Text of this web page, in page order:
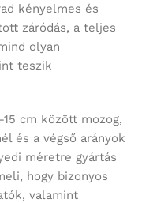
kényelmes és
záródás, a teljes
olyan
teszik
cm között mozog,
és a végső arányok
méretre gyártás
hogy bizonyos
valamint